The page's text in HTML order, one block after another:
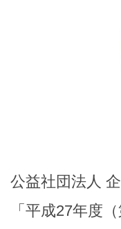
公益社団法人
「平成27年度